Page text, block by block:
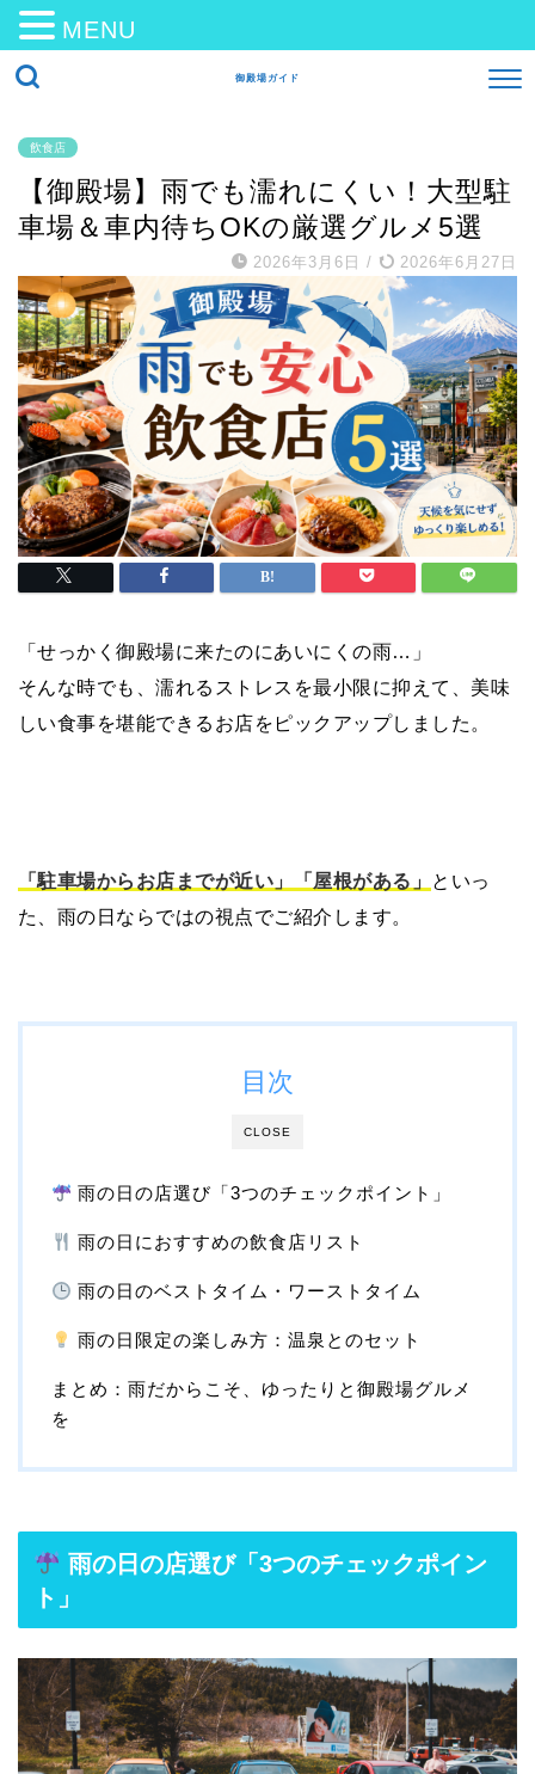
御殿場ガイド
飲食店
【御殿場】雨でも濡れにくい！大型駐
車場＆車内待ちOKの厳選グルメ5選
2026年3月6日 / 2026年6月27日
「せっかく御殿場に来たのにあいにくの雨…」
そんな時でも、濡れるストレスを最小限に抑えて、美味
しい食事を堪能できるお店をピックアップしました。
「駐車場からお店までが近い」「屋根がある」
といっ
た、雨の日ならではの視点でご紹介します。
CLOSE
目次
雨の日の店選び「3つのチェックポイント」
雨の日におすすめの飲食店リスト
雨の日のベストタイム・ワーストタイム
雨の日限定の楽しみ方：温泉とのセット
まとめ：雨だからこそ、ゆったりと御殿場グルメ
を
雨の日の店選び「3つのチェックポイン
ト」
MENU